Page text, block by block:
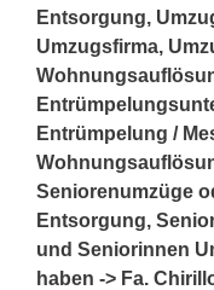
Entsorgung,
Umzugsfirma,
Entrümpelung /
Seniorenumzüge
Entsorgung,
und Seniorinnen
haben -> Fa.